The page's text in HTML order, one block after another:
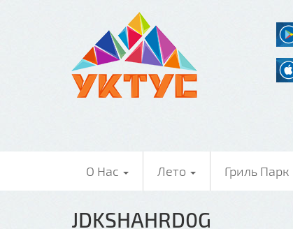
О Нас Лето Гриль Парк
JDKSHAHRD0G